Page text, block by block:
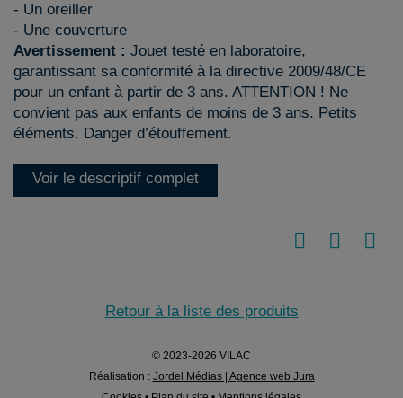
- Un oreiller
- Une couverture
Avertissement : Jouet testé en laboratoire,
garantissant sa conformité à la directive 2009/48/CE
pour un enfant à partir de 3 ans. ATTENTION ! Ne
convient pas aux enfants de moins de 3 ans. Petits
éléments. Danger d’étouffement.
Voir le descriptif complet
Retour à la liste des produits
© 2023-2026 VILAC
Réalisation : Jordel Médias | Agence web Jura